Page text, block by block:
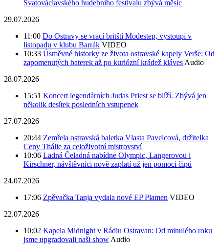
Svatováclavského hudebního festivalu zbývá měsíc
29.07.2026
11:00 Do Ostravy se vrací britští Modestep, vystoupí v
listopadu v klubu Barrák VIDEO
10:33 Úsměvné historky ze života ostravské kapely Verše: Od
zapomenutých baterek až po kuriózní krádež kláves Audio
28.07.2026
15:51 Koncert legendárních Judas Priest se blíží. Zbývá jen
několik desítek posledních vstupenek
27.07.2026
20:44 Zemřela ostravská baletka Vlasta Pavelcová, držitelka
Ceny Thálie za celoživotní mistrovství
10:06 Ladná Čeladná nabídne Olympic, Langerovou i
Kirschner, návštěvníci nově zaplatí už jen pomocí čipů
24.07.2026
17:06 Zpěvačka Tanja vydala nové EP Plamen VIDEO
22.07.2026
10:02 Kapela Midnight v Rádiu Ostravan: Od minulého roku
jsme upgradovali naši show Audio